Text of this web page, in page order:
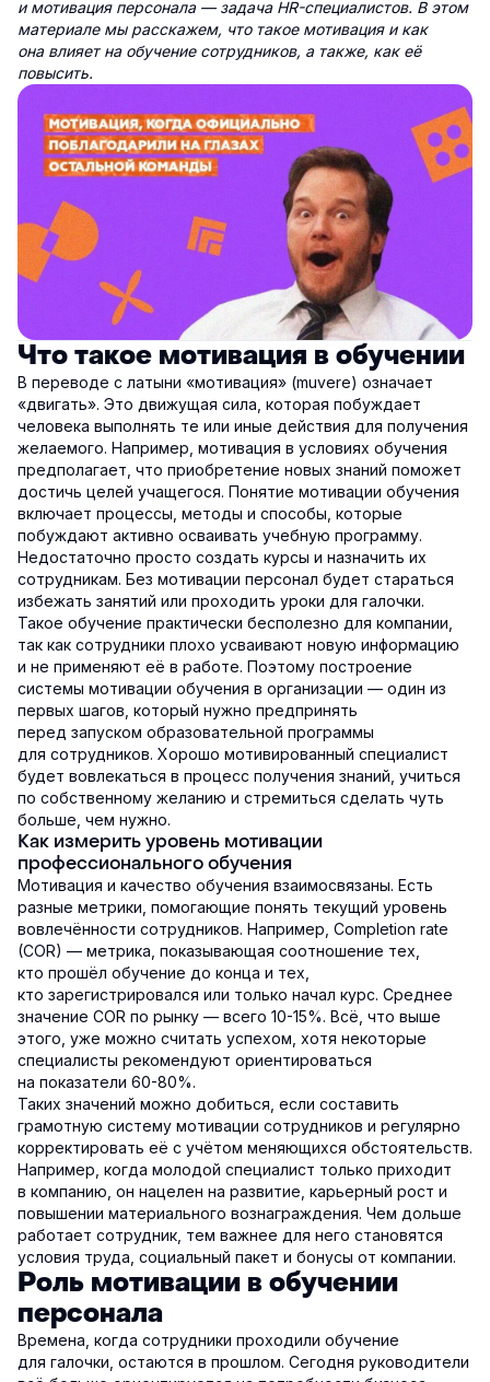
и мотивация персонала — задача HR-специалистов. В этом
материале мы расскажем, что такое мотивация и как
она влияет на обучение сотрудников, а также, как её
повысить.
Что такое мотивация в обучении
В переводе с латыни «мотивация» (muvere) означает
«двигать». Это движущая сила, которая побуждает
человека выполнять те или иные действия для получения
желаемого. Например, мотивация в условиях обучения
предполагает, что приобретение новых знаний поможет
достичь целей учащегося. Понятие мотивации обучения
включает процессы, методы и способы, которые
побуждают активно осваивать учебную программу.
Недостаточно просто создать курсы и назначить их
сотрудникам. Без мотивации персонал будет стараться
избежать занятий или проходить уроки для галочки.
Такое обучение практически бесполезно для компании,
так как сотрудники плохо усваивают новую информацию
и не применяют её в работе. Поэтому построение
системы мотивации обучения в организации — один из
первых шагов, который нужно предпринять
перед запуском образовательной программы
для сотрудников. Хорошо мотивированный специалист
будет вовлекаться в процесс получения знаний, учиться
по собственному желанию и стремиться сделать чуть
больше, чем нужно.
Как измерить уровень мотивации
профессионального обучения
Мотивация и качество обучения взаимосвязаны. Есть
разные метрики, помогающие понять текущий уровень
вовлечённости сотрудников. Например, Completion rate
(COR) — метрика, показывающая соотношение тех,
кто прошёл обучение до конца и тех,
кто зарегистрировался или только начал курс. Среднее
значение COR по рынку — всего 10-15%. Всё, что выше
этого, уже можно считать успехом, хотя некоторые
специалисты рекомендуют ориентироваться
на показатели 60-80%.
Таких значений можно добиться, если составить
грамотную систему мотивации сотрудников и регулярно
корректировать её с учётом меняющихся обстоятельств.
Например, когда молодой специалист только приходит
в компанию, он нацелен на развитие, карьерный рост и
повышении материального вознаграждения. Чем дольше
работает сотрудник, тем важнее для него становятся
условия труда, социальный пакет и бонусы от компании.
Роль мотивации в обучении
персонала
Времена, когда сотрудники проходили обучение
для галочки, остаются в прошлом. Сегодня руководители